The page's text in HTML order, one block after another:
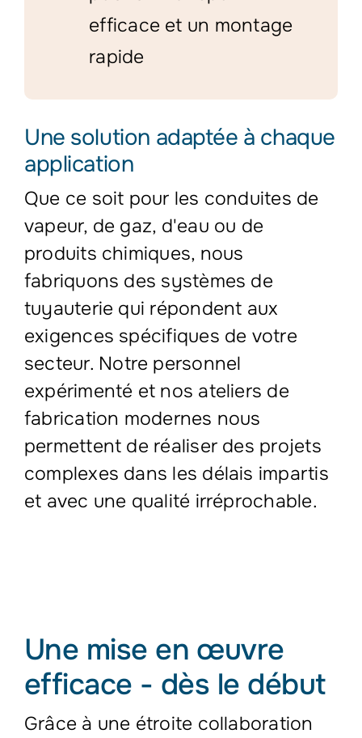
efficace et un montage
rapide
Une solution adaptée à chaque
application
Que ce soit pour les conduites de
vapeur, de gaz, d'eau ou de
produits chimiques, nous
fabriquons des systèmes de
tuyauterie qui répondent aux
exigences spécifiques de votre
secteur. Notre personnel
expérimenté et nos ateliers de
fabrication modernes nous
permettent de réaliser des projets
complexes dans les délais impartis
et avec une qualité irréprochable.
Une mise en œuvre
efficace - dès le début
Grâce à une étroite collaboration